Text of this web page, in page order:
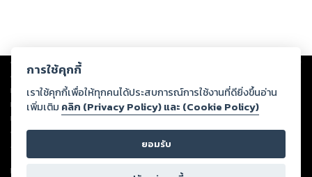
Copyright © 2026
ต่อผลงานหรือเนื้อหาใดที่อัปโหลดผ่านเว็บไซต์และปรากฏว่าละเมิดสิทธิใน
ทรัพย์สินทางปัญญาของบุคคลอื่นหรือขัดต่อกฎหมายและศีลธรรม ดังนั้น ผู้อ่าน
ทุกท่านโปรดใช้วิจารณญาณในการกลั่นกรองด้วยตนเอง และหากท่านพบว่าส่วน
หนึ่งส่วนใดขัดต่อกฎหมายและศีลธรรม กรุณาแจ้งมายังบริษัท เพื่อทีมงานจะได้
ดำเนินการในทันที ทั้งนี้ ทางสตอรี่ล็อกขอสงวนลิขสิทธิ์ตามพระราชบัญญัติ
ลิขสิทธิ์ พ.ศ. 2537 (ฉบับล่าสุด)
For support: member@ookbee.com
การใช้คุกกี้
เราใช้คุกกี้เพื่อให้ทุกคนได้ประสบการณ์การใช้งานที่ดียิ่งขึ้นอ่าน
เพิ่มเติม คลิก (Privacy Policy) และ (Cookie Policy)
ยอมรับ